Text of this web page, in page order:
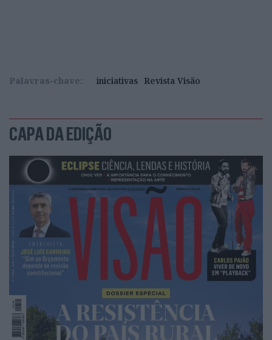
Palavras-chave: iniciativas Revista Visão
CAPA DA EDIÇÃO